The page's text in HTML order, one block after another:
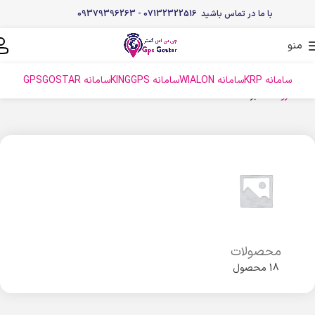
با ما در تماس باشید 07132322516 - 09379396263
منو
سامانه KRP سامانه WIALON سامانه KINGGPS
سامانه GPSGOSTAR
خانه فروشگاه برگه 2
محصولات
18 محصول